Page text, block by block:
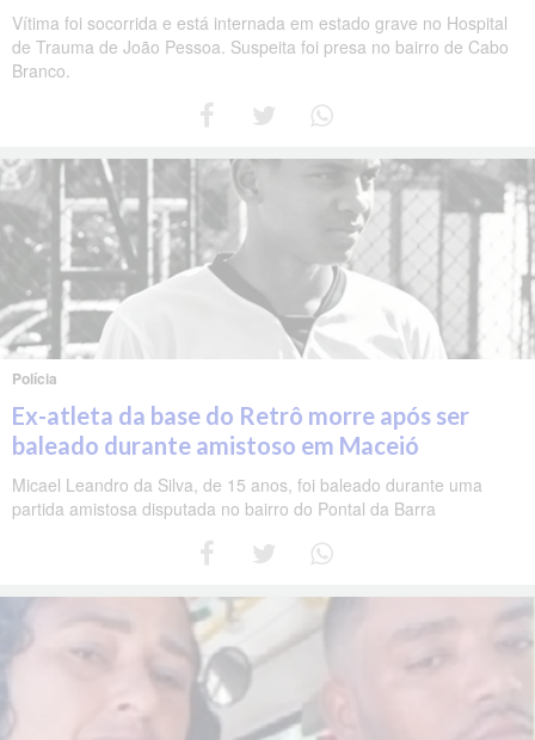
Vítima foi socorrida e está internada em estado grave no Hospital
de Trauma de João Pessoa. Suspeita foi presa no bairro de Cabo
Branco.
Polícia
Ex-atleta da base do Retrô morre após ser
baleado durante amistoso em Maceió
Micael Leandro da Silva, de 15 anos, foi baleado durante uma
partida amistosa disputada no bairro do Pontal da Barra